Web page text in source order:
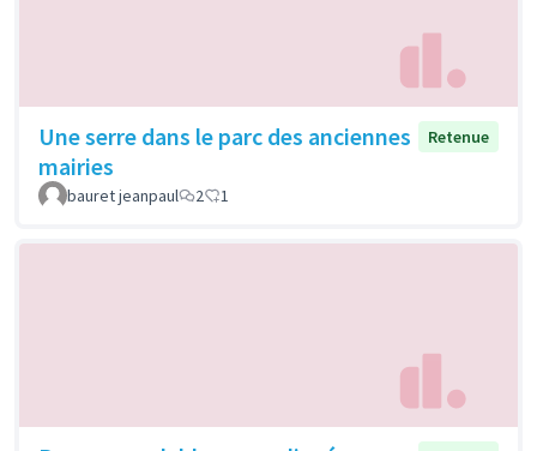
Une serre dans le parc des anciennes
mairies
Retenue
bauret jeanpaul 2 1